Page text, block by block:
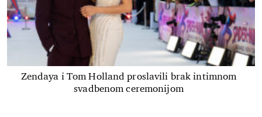
Zendaya i Tom Holland proslavili brak intimnom
svadbenom ceremonijom